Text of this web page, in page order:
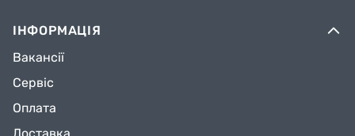
ІНФОРМАЦІЯ
Вакансії
Сервіс
Оплата